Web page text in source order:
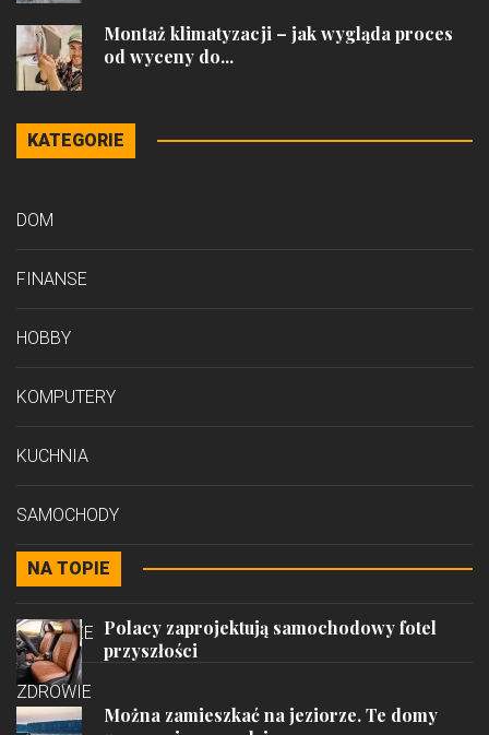
Montaż klimatyzacji – jak wygląda proces
od wyceny do...
KATEGORIE
DOM
FINANSE
HOBBY
KOMPUTERY
KUCHNIA
SAMOCHODY
STYL
PODRÓŻE
ZDROWIE
NA TOPIE
Polacy zaprojektują samochodowy fotel
przyszłości
Można zamieszkać na jeziorze. Te domy